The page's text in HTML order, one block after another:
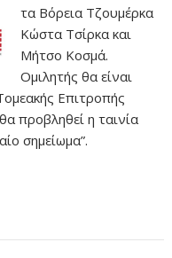
τα Βόρεια Τζουμέρκα
Κώστα Τσίρκα και
Μήτσο Κοσμά.
Ομιλητής θα είναι
Επιτροπής
προβληθεί η ταινία
σημείωμα”.